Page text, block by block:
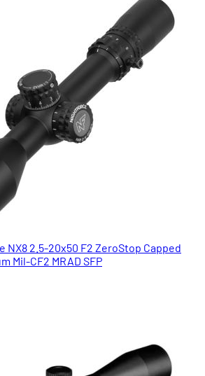
NX8 2.5-20x50 F2 ZeroStop Capped
Mil-CF2 MRAD SFP